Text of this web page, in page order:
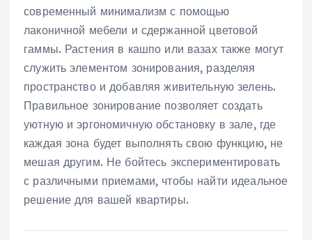
современный минимализм с помощью
лаконичной мебели и сдержанной цветовой
гаммы. Растения в кашпо или вазах также могут
служить элементом зонирования‚ разделяя
пространство и добавляя живительную зелень.
Правильное зонирование позволяет создать
уютную и эргономичную обстановку в зале‚ где
каждая зона будет выполнять свою функцию‚ не
мешая другим. Не бойтесь экспериментировать
с различными приемами‚ чтобы найти идеальное
решение для вашей квартиры.